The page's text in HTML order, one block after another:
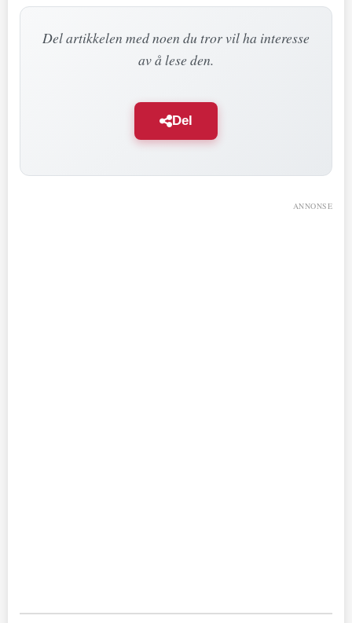
Del artikkelen med noen du tror vil ha interesse
av å lese den.
Del
ANNONSE